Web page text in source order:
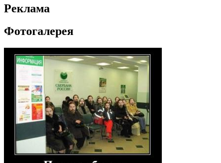
Реклама
Фотогалерея